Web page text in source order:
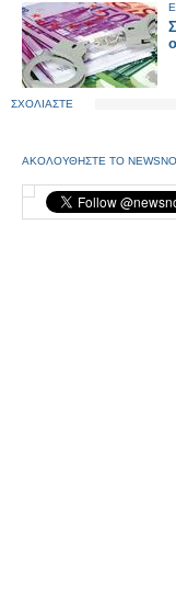
ΣΧΟΛΙΑΣΤΕ
ΑΚΟΛΟΥΘΗΣΤΕ ΤΟ